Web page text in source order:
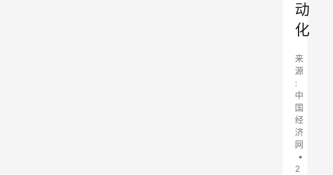
动
化
来
源
:
中
国
经
济
网
•
2